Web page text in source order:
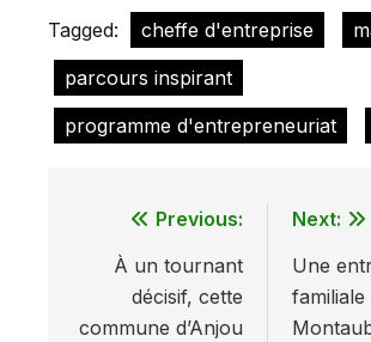
Tagged: cheffe d'entreprise
parcours inspirant
programme d'entrepreneuriat
Navigation
l’article
Previous:
À un tournant
décisif, cette
commune d’Anjou
Next:
Une
familiale